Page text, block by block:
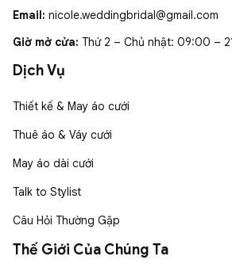
Email: nicole.weddingbridal@gmail.com
Giờ mở cửa: Thứ 2 – Chủ nhật: 09:00 –
Dịch Vụ
Thiết kế & May áo cưới
Thuê áo & Váy cưới
May áo dài cưới
Talk to Stylist
Câu Hỏi Thường Gặp
Thế Giới Của Chúng Ta